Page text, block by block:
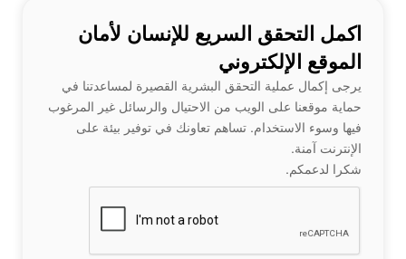
اكمل التحقق السريع للإنسان لأمان
الموقع الإلكتروني
يرجى إكمال عملية التحقق البشرية القصيرة لمساعدتنا في
حماية موقعنا على الويب من الاحتيال والرسائل غير المرغوب
فيها وسوء الاستخدام. تساهم تعاونك في توفير بيئة على
الإنترنت آمنة.
شكرا لدعمكم.